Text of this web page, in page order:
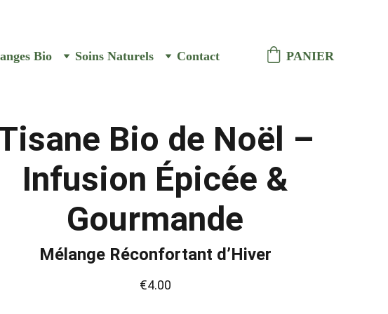
Bio Soins Naturels Contact PANIER
Bio de Noël –
Infusion Épicée &
Gourmande
Mélange Réconfortant d’Hiver
€4.00